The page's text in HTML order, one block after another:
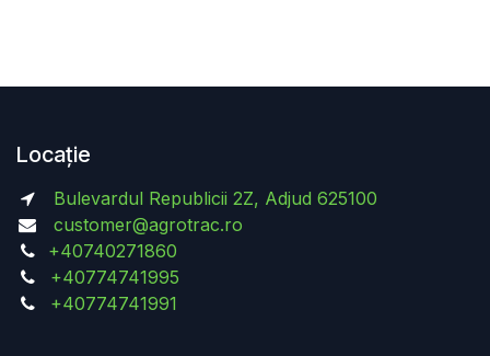
Locație
Bulevardul Republicii 2Z, Adjud 625100
customer@agrotrac.ro
+40740271860
+40774741995
+40774741991